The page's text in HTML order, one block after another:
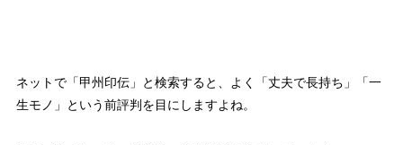
ネットで「甲州印伝」と検索すると、よく「丈夫で長持ち」「一
生モノ」という前評判を目にしますよね。